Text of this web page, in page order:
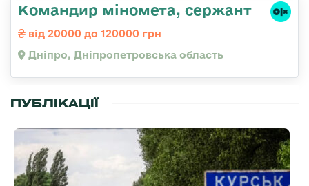
Командир міномета, сержант
від 20000 до 120000 грн
Дніпро, Дніпропетровська область
ПУБЛІКАЦІЇ